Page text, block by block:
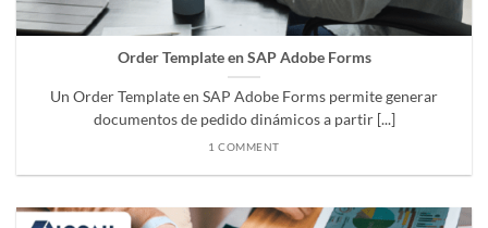
Order Template en SAP Adobe Forms
Un Order Template en SAP Adobe Forms permite generar
documentos de pedido dinámicos a partir [...]
1 COMMENT